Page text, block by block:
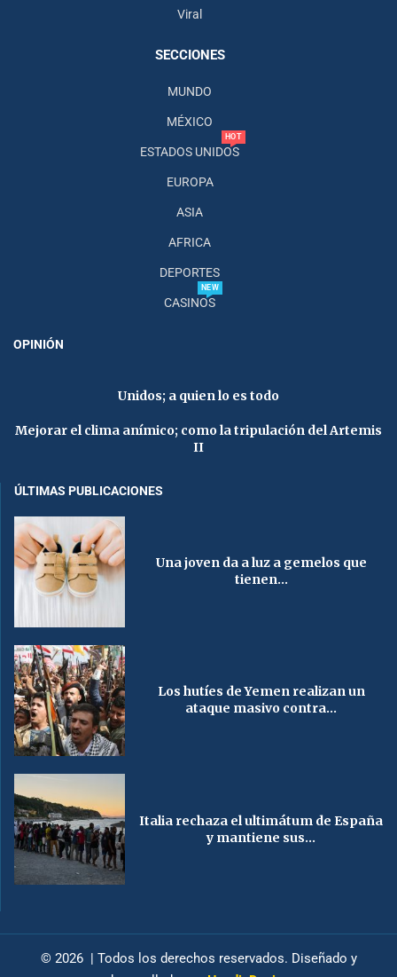
Viral
SECCIONES
MUNDO
MÉXICO
ESTADOS UNIDOS
HOT
EUROPA
ASIA
AFRICA
DEPORTES
CASINOS
NEW
OPINIÓN
Unidos; a quien lo es todo
Mejorar el clima anímico; como la tripulación del Artemis
II
ÚLTIMAS PUBLICACIONES
Una joven da a luz a gemelos que
tienen...
Los hutíes de Yemen realizan un
ataque masivo contra...
Italia rechaza el ultimátum de España
y mantiene sus...
© 2026 | Todos los derechos reservados. Diseñado y